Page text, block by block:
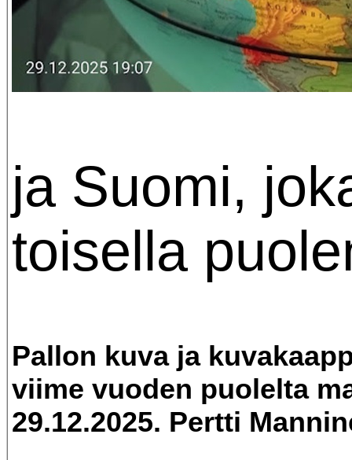
ja Suomi,
toisella
Pallon kuva ja
viime vuoden puolelta
29.12.2025. Pertti